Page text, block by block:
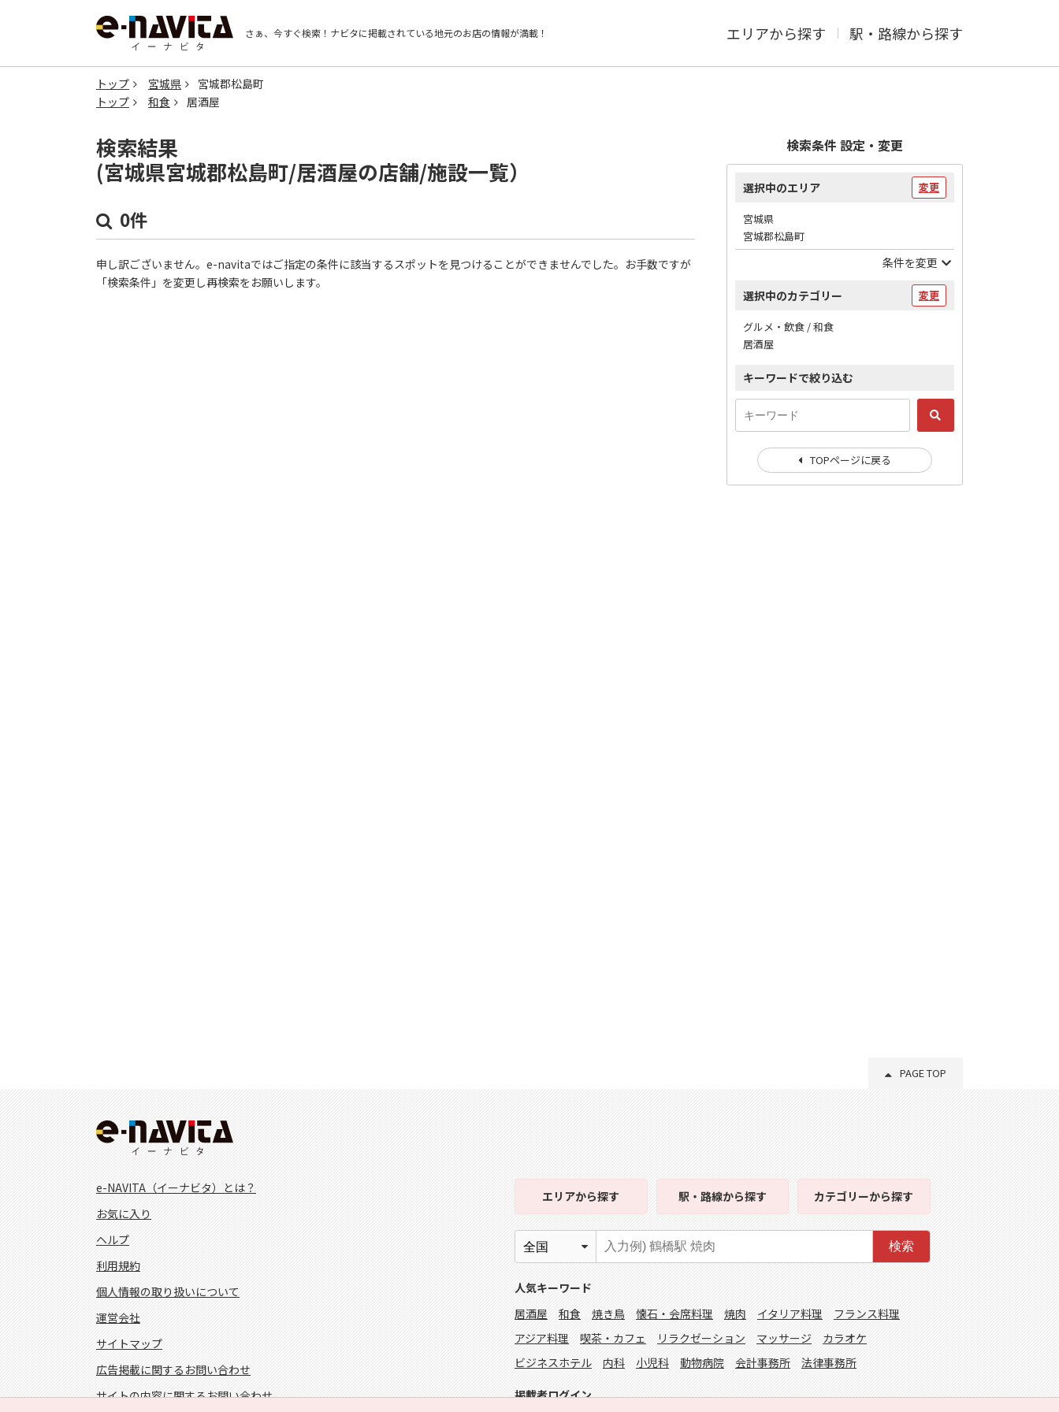
さぁ、今すぐ検索！ ナビタに掲載されている地元のお店の情報が満載！ エリアから探す 駅・路線から探す
トップ 宮城県
宮城郡松島町
トップ
和食 居酒屋
検索結果
(宮城県宮城郡松島町/居酒屋の店舗/施設一覧）
0件
申し訳ございません。e-navitaではご指定の条件に該当するスポットを見つけることができませんでした。お手数ですが
「検索条件」を変更し再検索をお願いします。
検索条件 設定・変更
選択中のエリア 変更
宮城県
宮城郡松島町
条件を変更
選択中のカテゴリー 変更
グルメ・飲食 / 和食
居酒屋
キーワードで絞り込む
TOPページに戻る
PAGE TOP
e-NAVITA（イーナビタ）とは？
お気に入り
ヘルプ
利用規約
個人情報の取り扱いについて
運営会社
サイトマップ
広告掲載に関するお問い合わせ
サイトの内容に関するお問い合わせ
エリアから探す 駅・路線から探す カテゴリーから探す
検索
人気キーワード
居酒屋
和食 焼き鳥 懐石・会席料理 焼肉 イタリア料理
フランス料理
アジア料理
喫茶・カフェ リラクゼーション マッサージ
カラオケ
ビジネスホテル
内科 小児科 動物病院 会計事務所 法律事務所
掲載者ログイン